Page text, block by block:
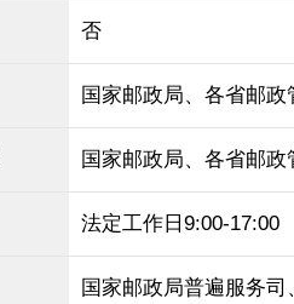
否
国家邮政局、各省邮
国家邮政局、各省邮政
法定工作日9:00-17:00
国家邮政局普遍服务